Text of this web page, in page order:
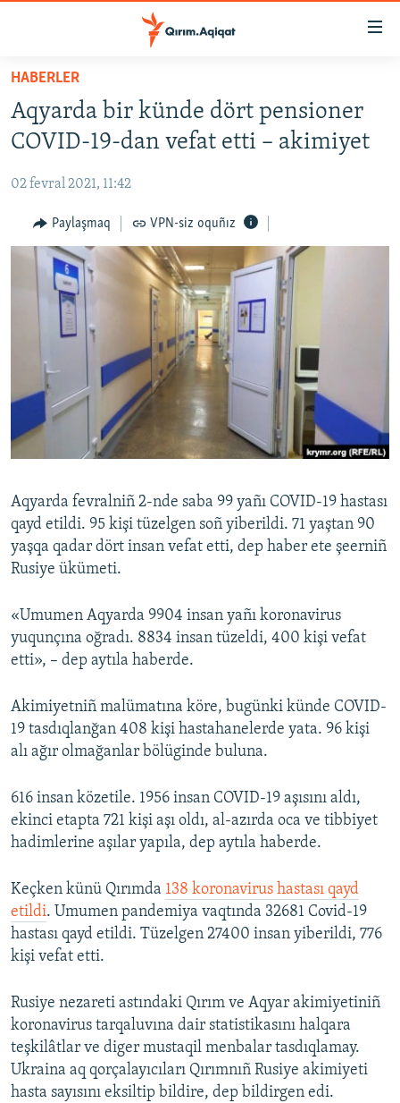
Esas
qaytmaq
Baş
qaytmaq
qaytmaq
HABERLER
SİYASET
CEMİYET
MEDENİYET
İNSAN AQLARI
VİDEO
FİKİR
Русский
Українською
QOŞULIÑIZ!
HABERLER
Aqyarda bir künde dört pensioner
COVID-19-dan vefat etti – akimiyet
02 fevral 2021, 11:42
Paylaşmaq VPN-siz oquñız
Aqyarda fevralniñ 2-nde saba 99 yañı COVID-19 hastası
qayd etildi. 95 kişi tüzelgen soñ yiberildi. 71 yaştan 90
yaşqa qadar dört insan vefat etti, dep haber ete şeerniñ
Rusiye ükümeti.
«Umumen Aqyarda 9904 insan yañı koronavirus
yuqunçına oğradı. 8834 insan tüzeldi, 400 kişi vefat
etti», – dep aytıla haberde.
Akimiyetniñ malümatına köre, bugünki künde COVID-
19 tasdıqlanğan 408 kişi hastahanelerde yata. 96 kişi
alı ağır olmağanlar bölüginde buluna.
616 insan közetile. 1956 insan COVID-19 aşısını aldı,
ekinci etapta 721 kişi aşı oldı, al-azırda oca ve tibbiyet
hadimlerine aşılar yapıla, dep aytıla haberde.
Keçken künü Qırımda 138 koronavirus hastası qayd
etildi. Umumen pandemiya vaqtında 32681 Covid-19
hastası qayd etildi. Tüzelgen 27400 insan yiberildi, 776
kişi vefat etti.
Rusiye nezareti astındaki Qırım ve Aqyar akimiyetiniñ
koronavirus tarqaluvına dair statistikasını halqara
teşkilâtlar ve diger mustaqil menbalar tasdıqlamay.
Ukraina aq qorçalayıcıları Qırımnıñ Rusiye akimiyeti
hasta sayısını eksiltip bildire, dep bildirgen edi.